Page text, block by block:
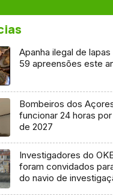
Apanha ilegal de
59 apreensões este
Bombeiros dos
funcionar 24 horas
de 2027
Investigadores do
foram convidados
do navio de